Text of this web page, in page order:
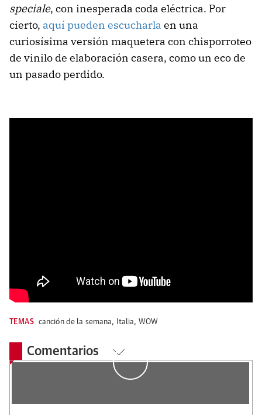
speciale, con inesperada coda eléctrica. Por
cierto, aquí pueden escucharla en una
curiosísima versión maquetera con chisporroteo
de vinilo de elaboración casera, como un eco de
un pasado perdido.
TEMAS canción de la semana, Italia, WOW
Comentarios